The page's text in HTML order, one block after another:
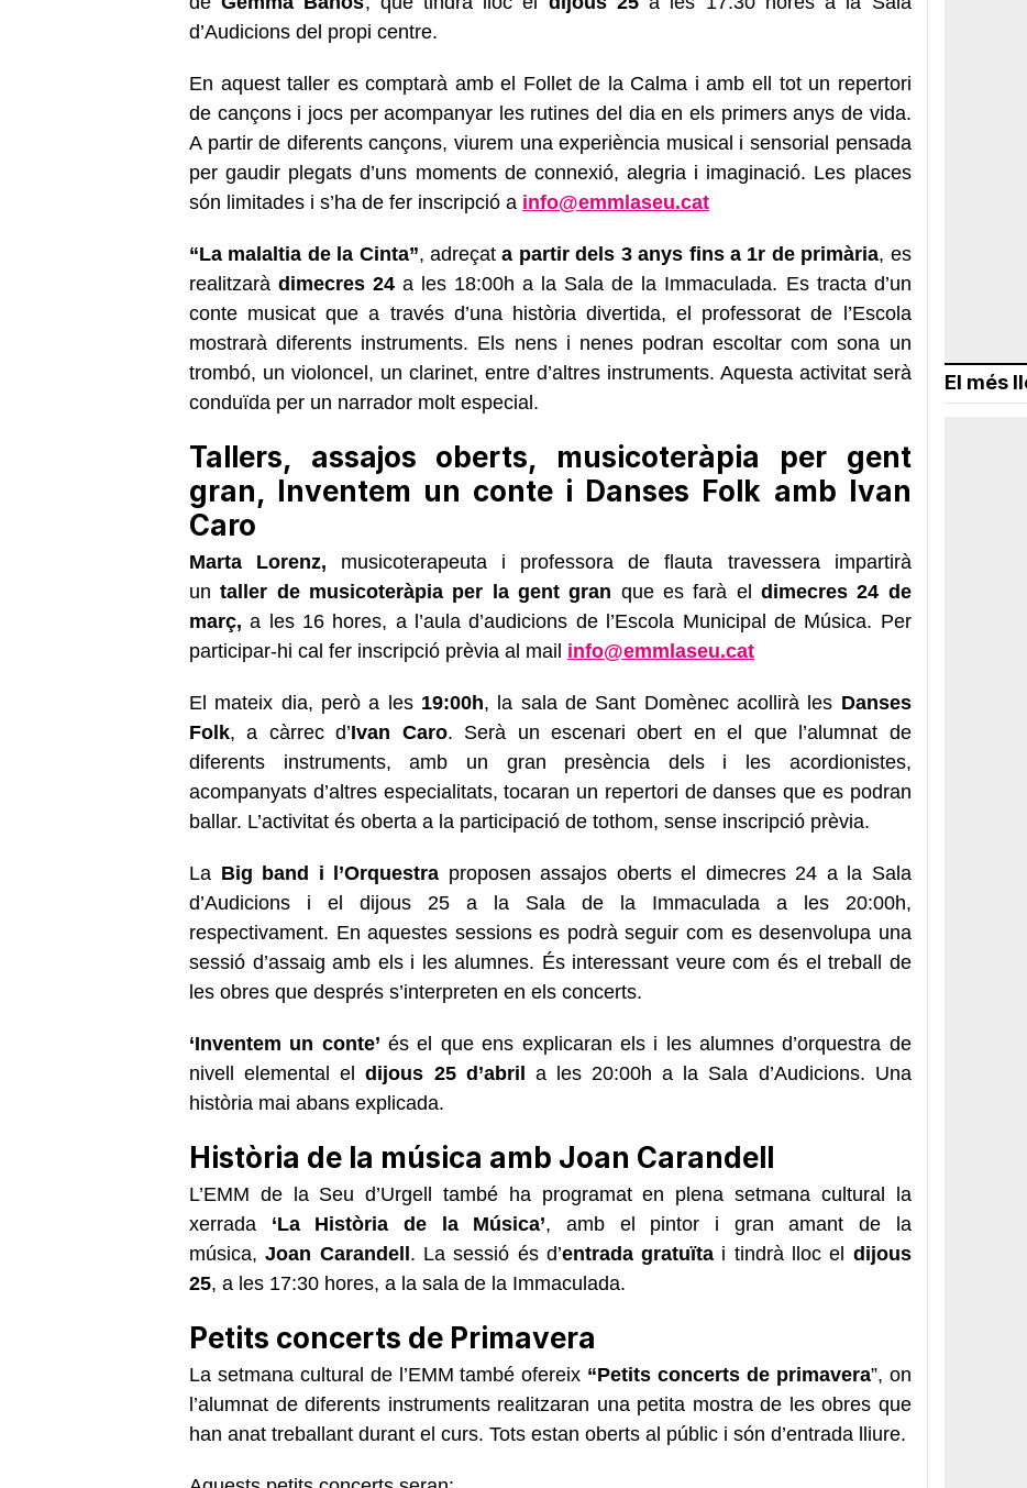
d’Audicions del propi centre.
En aquest taller es comptarà amb el Follet de la Calma i amb ell tot un repertori
de cançons i jocs per acompanyar les rutines del dia en els primers anys de vida.
A partir de diferents cançons, viurem una experiència musical i sensorial pensada
per gaudir plegats d’uns moments de connexió, alegria i imaginació. Les places
són limitades i s’ha de fer inscripció a info@emmlaseu.cat
“La malaltia de la Cinta”, adreçata partir dels 3 anys fins a 1r de primària, es
realitzaràdimecres 24 a les 18:00h a la Sala de la Immaculada. Es tracta d’un
conte musicat que a través d’una història divertida, el professorat de l’Escola
mostrarà diferents instruments. Els nens i nenes podran escoltar com sona un
trombó, un violoncel, un clarinet, entre d’altres instruments. Aquesta activitat serà
conduïda per un narrador molt especial.
Tallers, assajos oberts, musicoteràpia per gent
gran, Inventem un conte i Danses Folk amb Ivan
Caro
Marta Lorenz, musicoterapeuta i professora de flauta travessera impartirà
untaller de musicoteràpia per la gent gran que es farà el dimecres 24 de
març,a les 16 hores, a l’aula d’audicions de l’Escola Municipal de Música. Per
participar-hi cal fer inscripció prèvia al mail info@emmlaseu.cat
El mateix dia, però a les 19:00h, la sala de Sant Domènec acollirà les Danses
Folk, a càrrec d’Ivan Caro. Serà un escenari obert en el que l’alumnat de
diferents instruments, amb un gran presència dels i les acordionistes,
acompanyats d’altres especialitats, tocaran un repertori de danses que es podran
ballar. L’activitat és oberta a la participació de tothom, sense inscripció prèvia.
La Big band i l’Orquestra proposen assajos oberts el dimecres 24 a la Sala
d’Audicions i el dijous 25 a la Sala de la Immaculada a les 20:00h,
respectivament. En aquestes sessions es podrà seguir com es desenvolupa una
sessió d’assaig amb els i les alumnes. És interessant veure com és el treball de
les obres que després s’interpreten en els concerts.
‘Inventem un conte’és el que ens explicaran els i les alumnes d’orquestra de
nivell elemental eldijous 25 d’abril
a les 20:00h a la Sala d’Audicions. Una
història mai abans explicada.
Història de la música amb Joan Carandell
L’EMM de la Seu d’Urgell també ha programat en plena setmana cultural la
xerrada ‘La Història de la Música’, amb el pintor i gran amant de la
música,Joan Carandell . La sessió és d’entrada gratuïta i tindrà lloc el dijous
25, a les 17:30 hores, a la sala de la Immaculada.
Petits concerts de Primavera
La setmana cultural de l’EMM també ofereix “Petits concerts de primavera”, on
l’alumnat de diferents instruments realitzaran una petita mostra de les obres que
han anat treballant durant el curs. Tots estan oberts al públic i són d’entrada lliure.
El més